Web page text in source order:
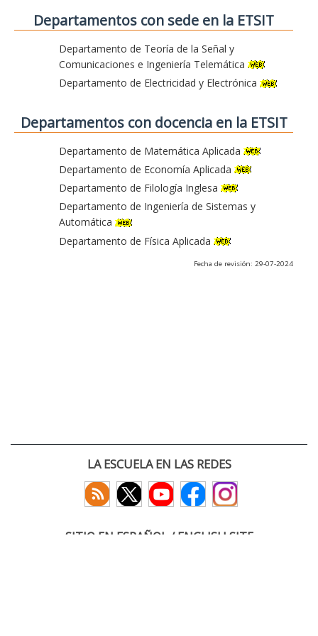
Departamentos con sede en la ETSIT
Departamento de Teoría de la Señal y
Comunicaciones e Ingeniería Telemática
Departamento de Electricidad y Electrónica
Departamentos con docencia en la ETSIT
Departamento de Matemática Aplicada
Departamento de Economía Aplicada
Departamento de Filología Inglesa
Departamento de Ingeniería de Sistemas y
Automática
Departamento de Física Aplicada
Fecha de revisión: 29-07-2024
LA ESCUELA EN LAS REDES
SITIO EN ESPAÑOL / ENGLISH SITE